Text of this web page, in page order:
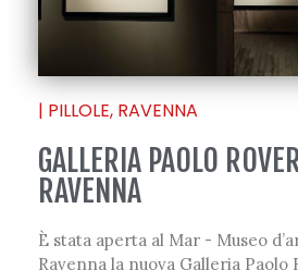
| PILLOLE, RAVENNA
GALLERIA PAOLO
RAVENNA
È stata aperta al Mar - Museo
Ravenna la nuova Galleria Paolo